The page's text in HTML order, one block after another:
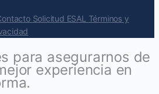
Solicitud ESAL Términos y
para asegurarnos de
experiencia en